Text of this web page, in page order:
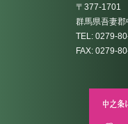
〒377-1701
群馬県吾妻
TEL: 0279-
FAX: 0279-